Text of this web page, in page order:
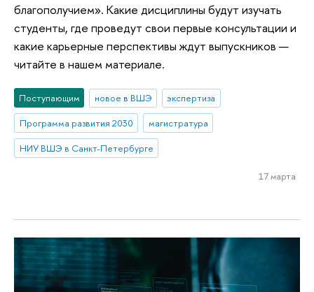
благополучием». Какие дисциплины будут изучать
студенты, где проведут свои первые консультации и
какие карьерные перспективы ждут выпускников —
читайте в нашем материале.
Поступающим новое в ВШЭ
экспертиза
Программа развития 2030
магистратура
НИУ ВШЭ в Санкт-Петербурге
17 марта